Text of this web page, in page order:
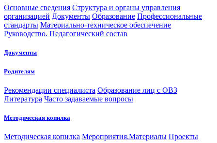
Основные сведения Структура и органы управления
организацией Документы Образование Профессиональные
стандарты Материально-техническое обеспечение
Руководство. Педагогический состав
Документы
Родителям
Рекомендации специалиста Образование лиц с ОВЗ
Литература Часто задаваемые вопросы
Методическая копилка
Методическая копилка Мероприятия.Материалы Проекты